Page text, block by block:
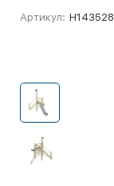
Артикул: Н143528